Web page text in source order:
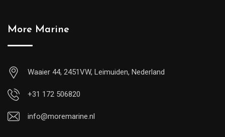
More Marine
Waaier 44, 2451VW, Leimuiden, Nederland
+31 172 506820
info@moremarine.nl